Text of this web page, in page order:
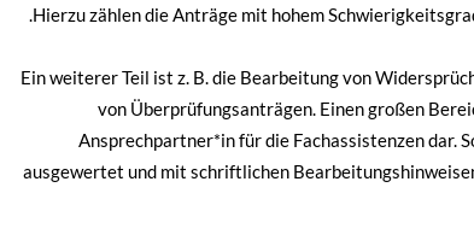
Hierzu zählen die Anträge mit hohem
Ein weiterer Teil ist z. B. die Bearbeitung von
von Überprüfungsanträgen. Einen großen
Ansprechpartner*in für die Fachassistenzen dar.
ausgewertet und mit schriftlichen